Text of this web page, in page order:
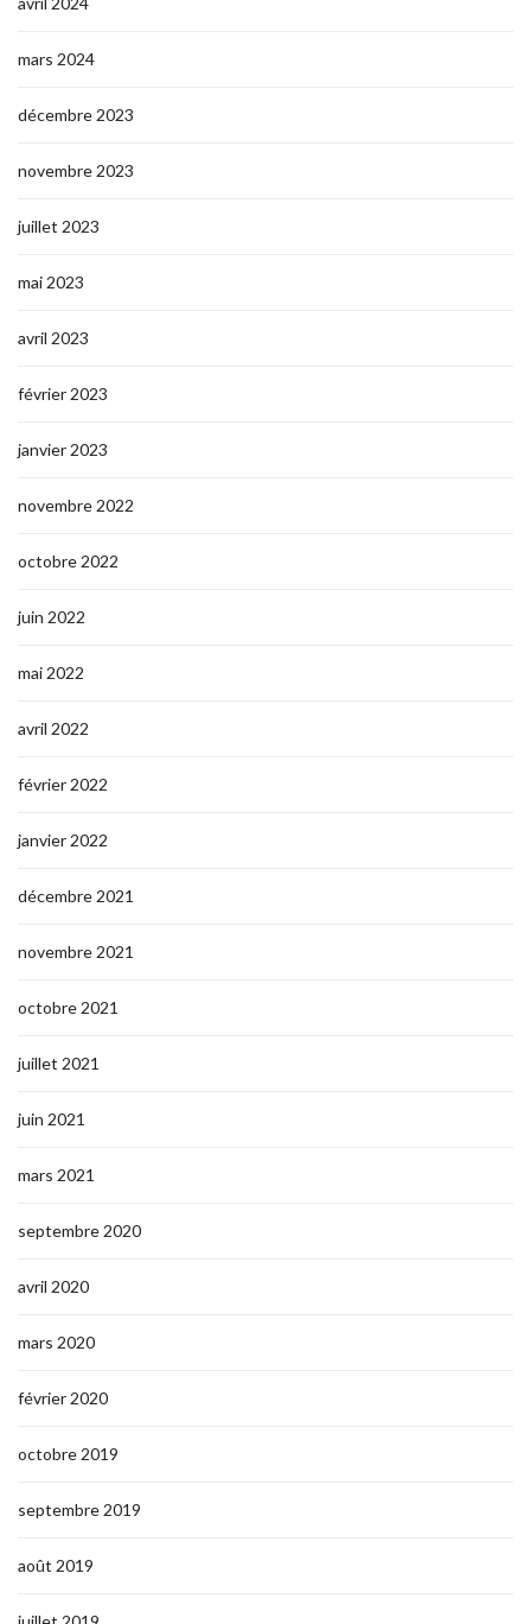
mars 2024
décembre 2023
novembre 2023
juillet 2023
mai 2023
avril 2023
février 2023
janvier 2023
novembre 2022
octobre 2022
juin 2022
mai 2022
avril 2022
février 2022
janvier 2022
décembre 2021
novembre 2021
octobre 2021
juillet 2021
juin 2021
mars 2021
septembre 2020
avril 2020
mars 2020
février 2020
octobre 2019
septembre 2019
août 2019